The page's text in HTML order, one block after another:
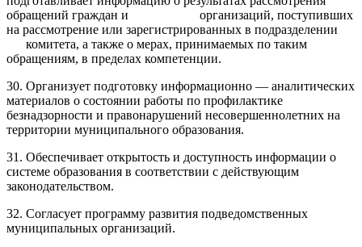
обращений граждан и организаций, поступивших
на рассмотрение или зарегистрированных в подразделении
комитета, а также о мерах, принимаемых по таким
обращениям, в пределах компетенции.
30. Организует подготовку информационно — аналитических
материалов о состоянии работы по профилактике
безнадзорности и правонарушений несовершеннолетних на
территории муниципального образования.
31. Обеспечивает открытость и доступность информации о
системе образования в соответствии с действующим
законодательством.
32. Согласует программу развития подведомственных
муниципальных организаций.